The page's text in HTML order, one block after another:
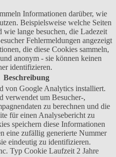
Informationen darüber, wie
Beispielsweise welche Seiten
lange besuchen, die Ladezeit
Fehlermeldungen angezeigt
die diese Cookies sammeln,
anonym - sie können keinen
identifizieren.
Beschreibung
von Google Analytics installiert.
verwendet um Besucher-,
zu berechnen und die
für einen Analysebericht zu
speichern diese Informationen
eine zufällig generierte Nummer
eindeutig zu identifizieren.
Typ Cookie Laufzeit 2 Jahre